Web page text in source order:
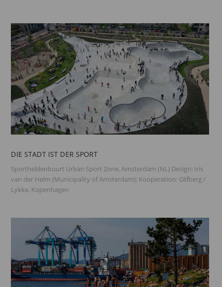
DIE STADT IST DER SPORT
Sportheldenbuurt Urban Sport Zone, Amsterdam (NL) Design: Iris
van der Helm (Municipality of Amsterdam); Kooperation: Glifberg /
Lykke, Kopenhagen